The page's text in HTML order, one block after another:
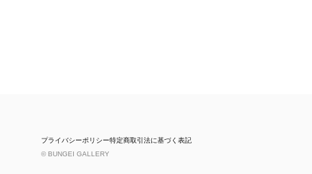
プライバシーポリシー特定商取引法に基づく表記
© BUNGEI GALLERY